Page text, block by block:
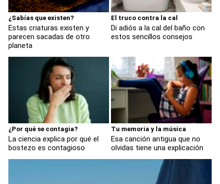
¿Sabías que existen?
Estas criaturas existen y
parecen sacadas de otro
planeta
El truco contra la cal
Di adiós a la cal del baño con
estos sencillos consejos
¿Por qué se contagia?
La ciencia explica por qué el
bostezo es contagioso
Tu memoria y la música
Esa canción antigua que no
olvidas tiene una explicación